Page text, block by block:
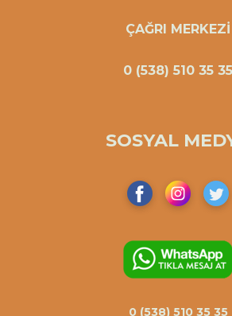
ÇAĞRI MERKEZİ
0 (538) 510 35 35
SOSYAL
0 (538) 510 35 35